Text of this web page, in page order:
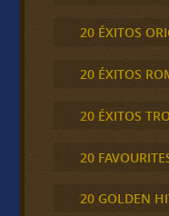
20 ÉXITOS
20 ÉXITOS
20 ÉXITOS
20
20 GOLDEN